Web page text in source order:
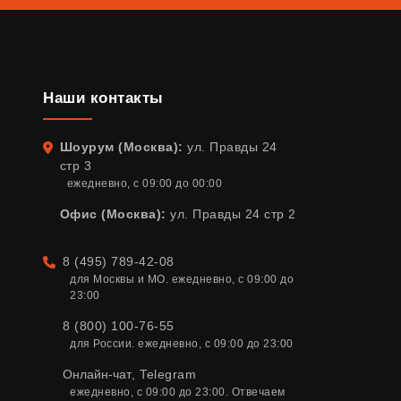
Наши контакты
Адрес
Шоурум (Москва): ул. Правды 24
стр 3
ежедневно, с 09:00 до 00:00
Офис (Москва): ул. Правды 24 стр 2
Телефон
8 (495) 789-42-08
для Москвы и МО. ежедневно, с 09:00 до
23:00
8 (800) 100-76-55
для России. ежедневно, с 09:00 до 23:00
Онлайн-чат,Telegram
ежедневно, с 09:00 до 23:00. Отвечаем